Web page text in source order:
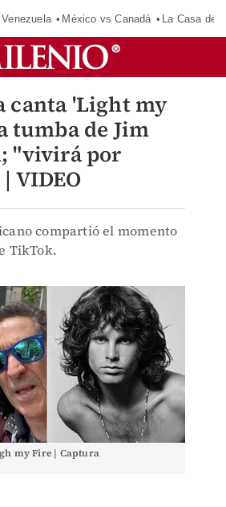
México vs Canadá La Casa de
canta 'Light my
tumba de Jim
"vivirá por
VIDEO
compartió el momento
TikTok.
my Fire | Captura